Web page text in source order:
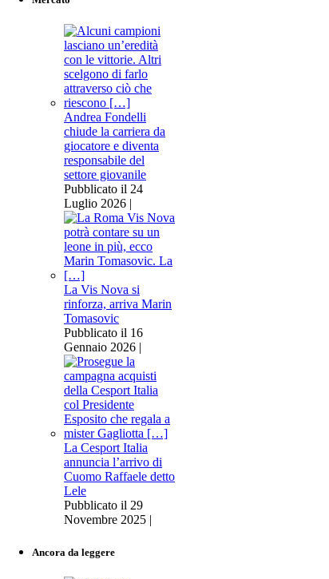
Andrea Fondelli
chiude la carriera da
giocatore e diventa
responsabile del
settore giovanile
Pubblicato il 24
Luglio 2026 |
La Vis Nova si
rinforza, arriva Marin
Tomasovic
Pubblicato il 16
Gennaio 2026 |
La Cesport Italia
annuncia l’arrivo di
Cuomo Raffaele detto
Lele
Pubblicato il 29
Novembre 2025 |
Ancora da leggere